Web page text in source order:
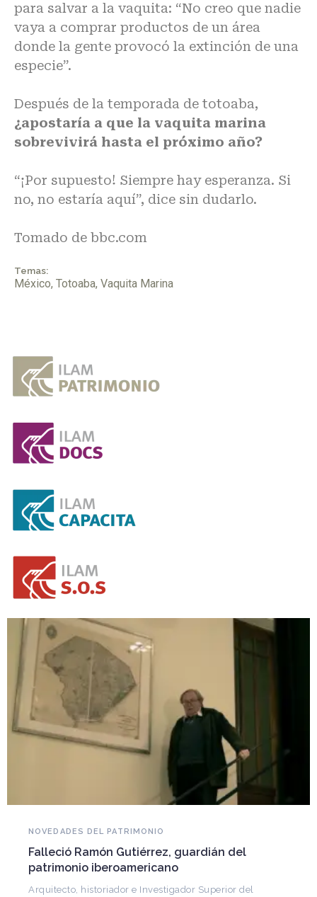
para salvar a la vaquita: “No creo que nadie
vaya a comprar productos de un área
donde la gente provocó la extinción de una
especie”.
Después de la temporada de totoaba,
¿apostaría a que la vaquita marina
sobrevivirá hasta el próximo año?
“¡Por supuesto! Siempre hay esperanza. Si
no, no estaría aquí”, dice sin dudarlo.
Tomado de bbc.com
Temas:
México, Totoaba, Vaquita Marina
NOVEDADES DEL PATRIMONIO
Falleció Ramón Gutiérrez, guardián del
patrimonio iberoamericano
Arquitecto, historiador e Investigador Superior del